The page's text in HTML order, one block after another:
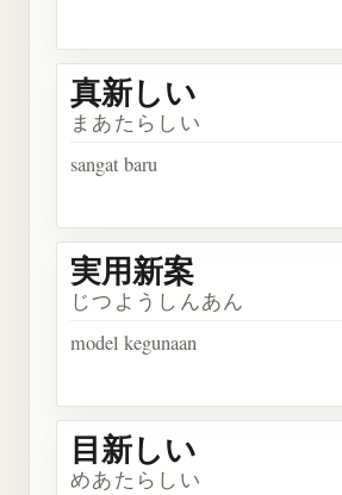
真新しい
まあたらしい
sangat baru
実用新案
じつようしんあん
model kegunaan
目新しい
めあたらしい